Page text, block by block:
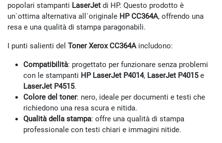
popolari stampanti LaserJet di HP. Questo prodotto è
un`ottima alternativa all`originale HP CC364A, offrendo una
resa e una qualità di stampa paragonabili.
I punti salienti del Toner Xerox CC364Aincludono:
Compatibilità: progettato per funzionare senza problemi
con le stampanti HP LaserJet P4014, LaserJet P4015e
LaserJet P4515.
Colore del toner: nero, ideale per documenti e testi che
richiedono una resa scura e nitida.
Qualità della stampa: offre una qualità di stampa
professionale con testi chiari e immagini nitide.